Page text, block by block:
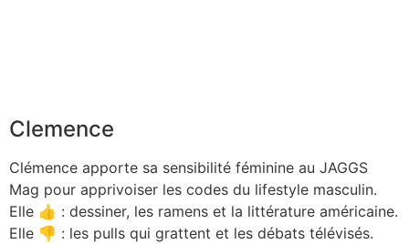
Clemence
Clémence apporte sa sensibilité féminine au JAGGS
Mag pour apprivoiser les codes du lifestyle masculin.
Elle 👍 : dessiner, les ramens et la littérature américaine.
Elle 👎 : les pulls qui grattent et les débats télévisés.